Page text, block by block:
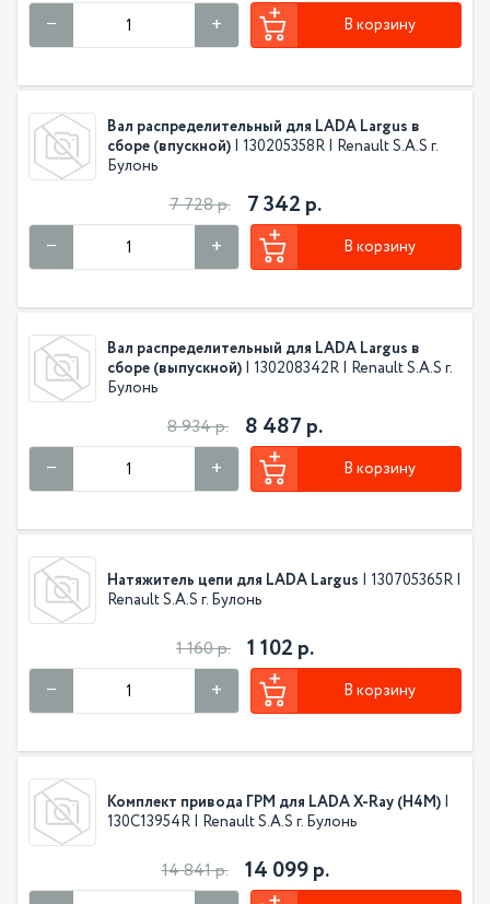
В корзину
Вал распределительный для LADA Largus в
сборе (впускной) | 130205358R | Renault S.A.S г.
Булонь
7 728 р. 7 342 р.
В корзину
Вал распределительный для LADA Largus в
сборе (выпускной) | 130208342R | Renault S.A.S г.
Булонь
8 934 р. 8 487 р.
В корзину
Натяжитель цепи для LADA Largus | 130705365R |
Renault S.A.S г. Булонь
1 160 р. 1 102 р.
В корзину
Комплект привода ГРМ для LADA X-Ray (H4M) |
130C13954R | Renault S.A.S г. Булонь
14 841 р. 14 099 р.